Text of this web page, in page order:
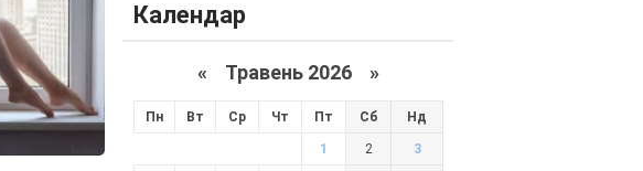
Календар
« Травень 2026 »
Пн Вт Ср Чт Пт Сб Нд
1 2 3